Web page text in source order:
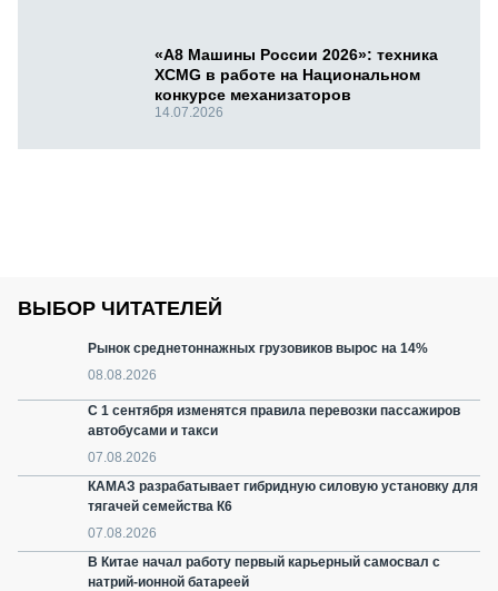
«А8 Машины России 2026»: техника
XCMG в работе на Национальном
конкурсе механизаторов
14.07.2026
ВЫБОР ЧИТАТЕЛЕЙ
Рынок среднетоннажных грузовиков вырос на 14%
08.08.2026
С 1 сентября изменятся правила перевозки пассажиров
автобусами и такси
07.08.2026
КАМАЗ разрабатывает гибридную силовую установку для
тягачей семейства К6
07.08.2026
В Китае начал работу первый карьерный самосвал с
натрий-ионной батареей